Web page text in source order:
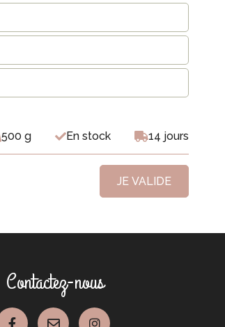
500 g En stock 14 jours
JE VALIDE
Contactez-nous